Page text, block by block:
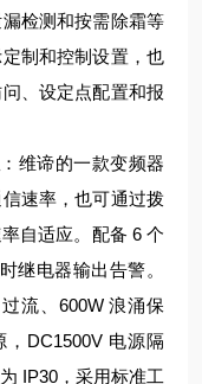
检测和按需除霜等
制和控制设置，也
、设定点配置和报
：维谛的一款变频器
速率，也可通过拨
自适应。配备 6 个
继电器输出告警。
流、600W 浪涌保
DC1500V 电源隔
IP30，采用标准工